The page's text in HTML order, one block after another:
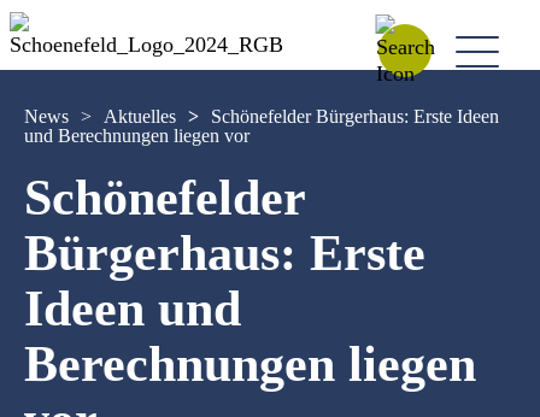
News > Aktuelles >
Schönefelder Bürgerhaus: Erste Ideen
und Berechnungen liegen vor
Schönefelder
Bürgerhaus: Erste
Ideen und
Berechnungen liegen